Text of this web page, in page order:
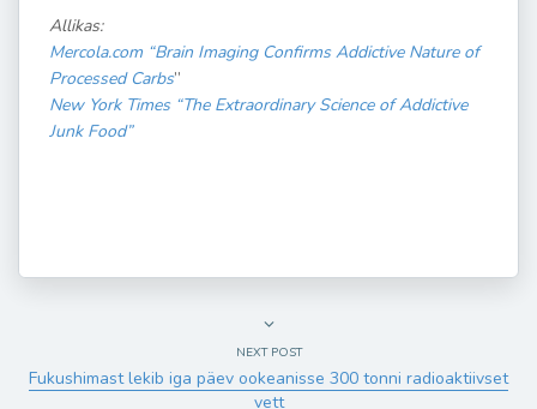
Allikas:
Mercola.com “Brain Imaging Confirms Addictive Nature of
Processed Carbs”
New York Times “The Extraordinary Science of Addictive
Junk Food”
NEXT POST
Fukushimast lekib iga päev ookeanisse 300 tonni radioaktiivset
vett